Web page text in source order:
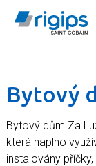
Bytový
Bytový dům Za
která naplno
instalovány